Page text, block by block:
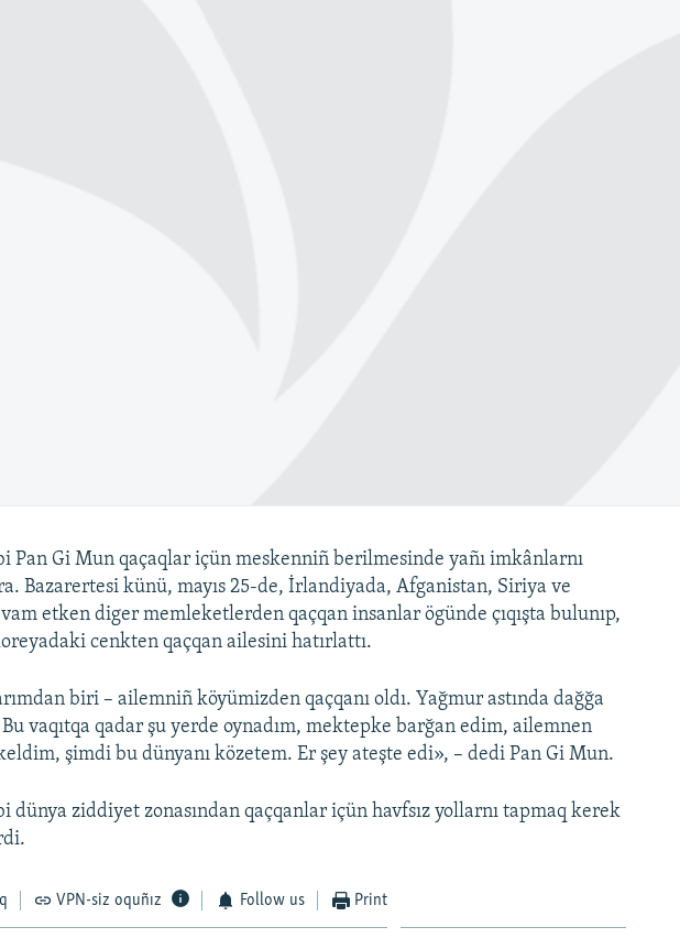
Pan Gi Mun qaçaqlar içün meskenniñ berilmesinde yañı imkânlarnı
Bazarertesi künü, mayıs 25-de, İrlandiyada, Afganistan, Siriya ve
etken diger memleketlerden qaçqan insanlar ögünde çıqışta bulunıp,
cenkten qaçqan ailesini hatırlattı.
biri – ailemniñ köyümizden qaçqanı oldı. Yağmur astında dağğa
vaqıtqa qadar şu yerde oynadım, mektepke barğan edim, ailemnen
şimdi bu dünyanı közetem. Er şey ateşte edi», – dedi Pan Gi Mun.
dünya ziddiyet zonasından qaçqanlar içün havfsız yollarnı tapmaq kerek
VPN-siz oquñız Follow us Print